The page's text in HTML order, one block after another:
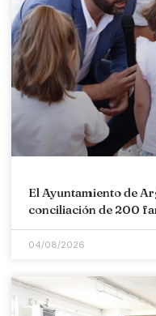
El Ayuntamiento de
conciliación de 200
04/08/2026